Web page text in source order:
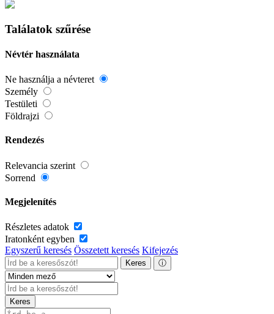
Találatok szűrése
Névtér használata
Ne használja a névteret
Személy
Testületi
Földrajzi
Rendezés
Relevancia szerint
Sorrend
Megjelenítés
Részletes adatok
Iratonként egyben
Egyszerű keresés Összetett keresés Kifejezés
Keres ⓘ
Keres